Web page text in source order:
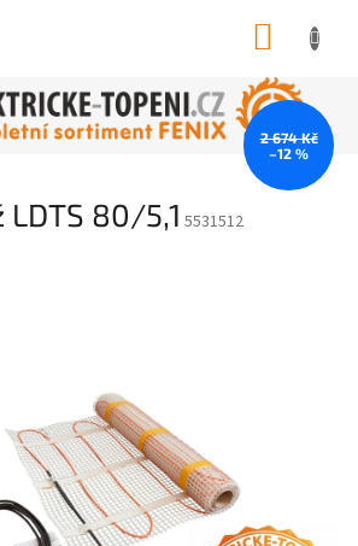
80/5,1 5531512
2 674 Kč
–12 %